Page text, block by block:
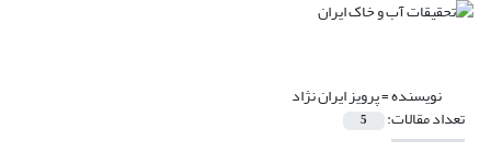
نویسنده =پرویز ایران نژاد
تعداد مقالات: 5